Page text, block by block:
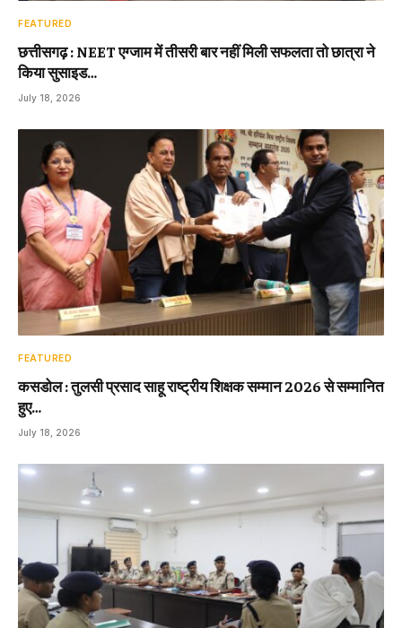
FEATURED
छत्तीसगढ़ : NEET एग्जाम में तीसरी बार नहीं मिली सफलता तो छात्रा ने
किया सुसाइड…
July 18, 2026
FEATURED
कसडोल : तुलसी प्रसाद साहू राष्ट्रीय शिक्षक सम्मान 2026 से सम्मानित
हुए…
July 18, 2026